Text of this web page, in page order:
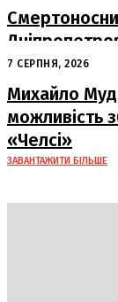
–
7 СЕРПНЯ, 2026
Михайло
можливість
«Челсі»
ЗАВАНТАЖИТИ БІЛЬШЕ